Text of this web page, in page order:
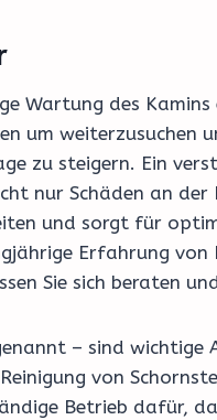
Wartung des
um weiterzusuchen
zu steigern. Ein
nur Schäden an
und sorgt für
Erfahrung
Sie sich beraten
– sind wichtige
von
Betrieb dafür,